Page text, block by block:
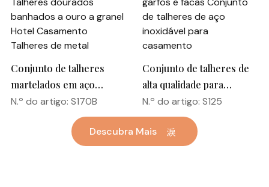
Conjunto de talheres
martelados em aço
inoxidável Colher Garfo
Talheres dourados
banhados a ouro a granel
Hotel Casamento
N.º do artigo: S170B
Conjunto de talheres de
alta qualidade para
restaurante Colheres,
garfos e facas Conjunto
de talheres de aço
inoxidável para
N.º do artigo: S125
Descubra Mais